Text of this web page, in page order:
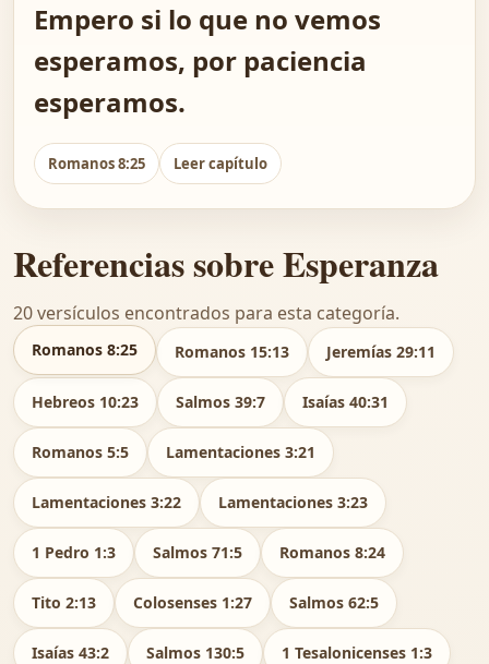
Empero si lo que no vemos
esperamos, por paciencia
esperamos.
Romanos 8:25 Leer capítulo
Referencias sobre Esperanza
20 versículos encontrados para esta categoría.
Romanos 8:25 Romanos 15:13 Jeremías 29:11
Hebreos 10:23 Salmos 39:7 Isaías 40:31
Romanos 5:5 Lamentaciones 3:21
Lamentaciones 3:22 Lamentaciones 3:23
1 Pedro 1:3 Salmos 71:5 Romanos 8:24
Tito 2:13 Colosenses 1:27 Salmos 62:5
Isaías 43:2 Salmos 130:5 1 Tesalonicenses 1:3